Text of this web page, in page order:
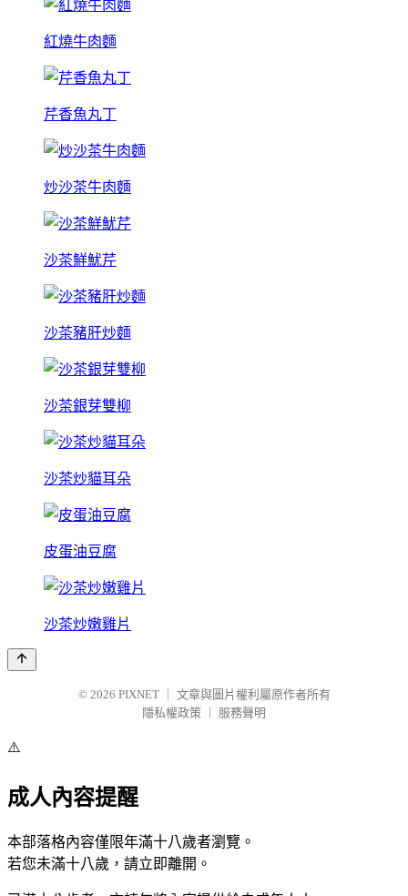
紅燒牛肉麵
芹香魚丸丁
炒沙茶牛肉麵
沙茶鮮魷芹
沙茶豬肝炒麵
沙茶銀芽雙柳
沙茶炒貓耳朵
皮蛋油豆腐
沙茶炒嫩雞片
© 2026 PIXNET
文章與圖片權利屬原作者所有
隱私權政策
服務聲明
⚠️
成人內容提醒
本部落格內容僅限年滿十八歲者瀏覽。
若您未滿十八歲，請立即離開。